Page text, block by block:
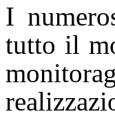
I
tutto il